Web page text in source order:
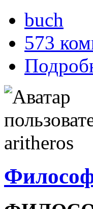
buch
573